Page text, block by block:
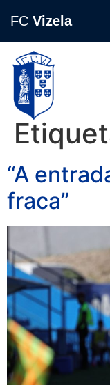
FC Vizela
“A
fraca”